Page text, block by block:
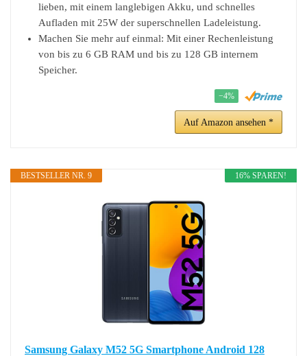
lieben, mit einem langlebigen Akku, und schnelles
Aufladen mit 25W der superschnellen Ladeleistung.
Machen Sie mehr auf einmal: Mit einer Rechenleistung
von bis zu 6 GB RAM und bis zu 128 GB internem
Speicher.
−4%
Auf Amazon ansehen *
16% SPAREN!
BESTSELLER NR. 9
Samsung Galaxy M52 5G Smartphone Android 128